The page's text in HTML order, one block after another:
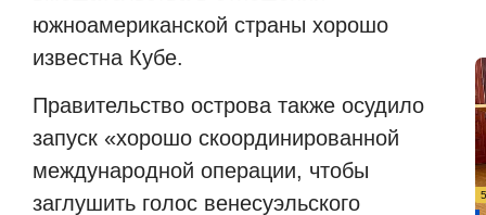
южноамериканской страны хорошо
известна Кубе.
Правительство острова также осудило
запуск «хорошо скоординированной
международной операции, чтобы
заглушить голос венесуэльского